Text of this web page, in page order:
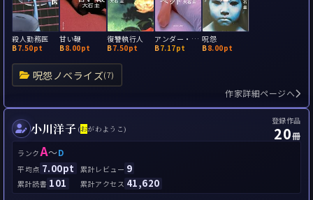
呪怨ノベライズ(7)
殺人勤務医
B7.50pt
甘い鞭
B8.00pt
復讐執行人
B7.50pt
アンダー・ユア・ベッド
B7.17pt
呪怨
B8.00pt
作家詳細ページへ
小川洋子 (おがわようこ)
登録作品
20冊
ランクA～D
平均点 7.00pt 累計レビュー 9
累計読書 101 累計アクセス 41,620